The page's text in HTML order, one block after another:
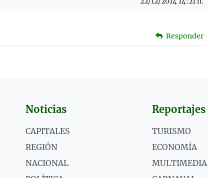
Responder
Noticias
CAPITALES
REGIÓN
NACIONAL
Reportajes
TURISMO
ECONOMÍA
MULTIMEDIA